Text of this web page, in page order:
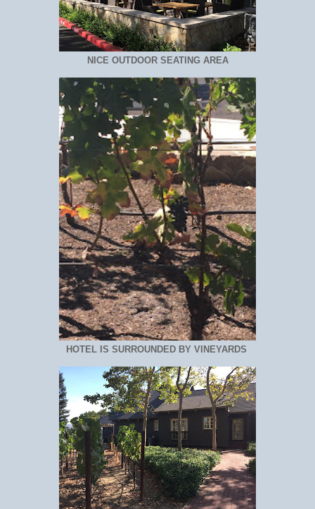
NICE OUTDOOR SEATING AREA
HOTEL IS SURROUNDED BY VINEYARDS